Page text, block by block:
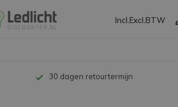
Incl. Excl. BTW